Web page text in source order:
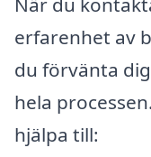
erfarenhet av
du förvänta
hela
hjälpa till: